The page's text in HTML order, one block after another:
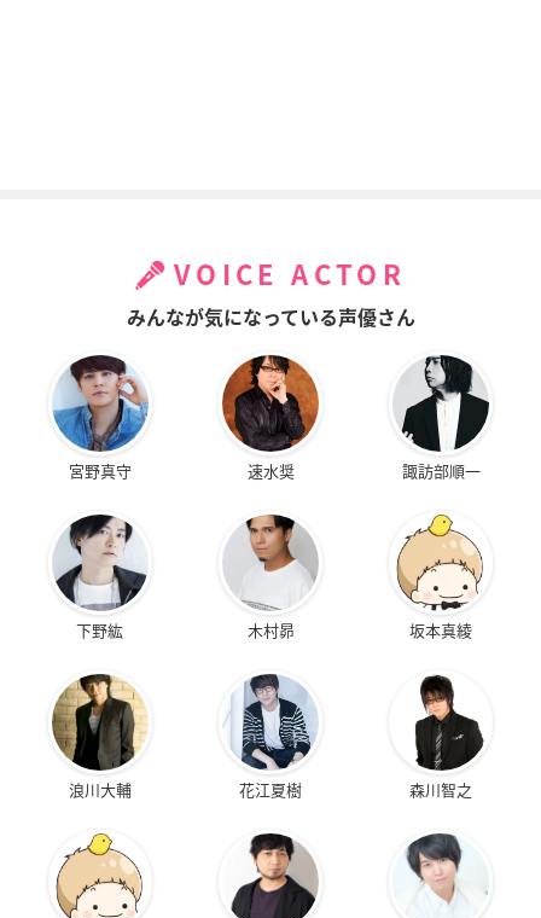
VOICE ACTOR
みんなが気になっている声優さん
宮野真守 速水奨 諏訪部順一
下野紘 木村昴 坂本真綾
浪川大輔 花江夏樹 森川智之